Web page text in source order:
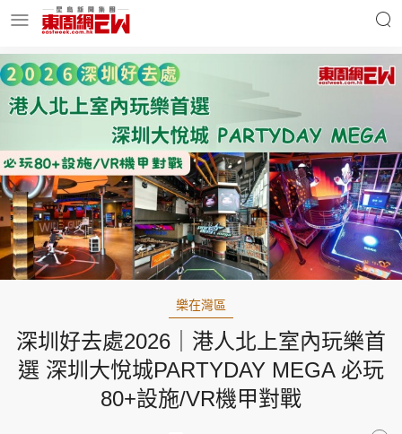
明星名人
東周Ladies 優享生活
東周食玩通 會員活動
玄學靈異 東周專欄
樂在灣區
深圳好去處2026｜港人北上室內玩樂首
選 深圳大悅城PARTYDAY MEGA 必玩
80+設施/VR機甲對戰